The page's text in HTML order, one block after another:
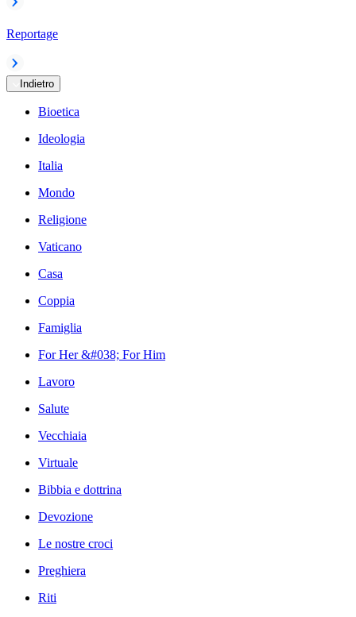
Reportage
Indietro
Bioetica
Ideologia
Italia
Mondo
Religione
Vaticano
Casa
Coppia
Famiglia
For Her &#038; For Him
Lavoro
Salute
Vecchiaia
Virtuale
Bibbia e dottrina
Devozione
Le nostre croci
Preghiera
Riti